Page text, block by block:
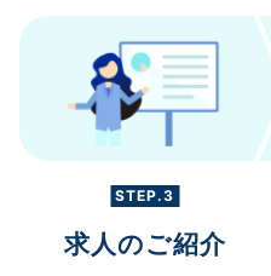
STEP.3
求人のご紹介